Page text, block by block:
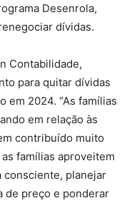
Desenrola,
dívidas.
Contabilidade,
para quitar dívidas
em 2024. “As famílias
em relação às
contribuído muito
famílias aproveitem
consciente, planejar
de preço e ponderar